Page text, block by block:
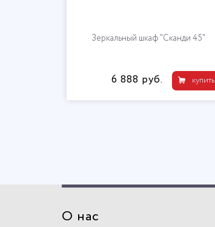
Зеркальный шкаф "Сканди 45"
купить
6 888 руб.
О нас